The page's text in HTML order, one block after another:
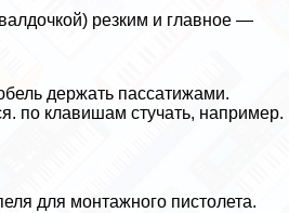
резким и главное —
держать пассатижами.
по клавишам стучать, например.
для монтажного пистолета.